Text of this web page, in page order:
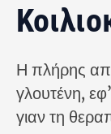
Η πλήρης
γλουτένη,
γιαν τη